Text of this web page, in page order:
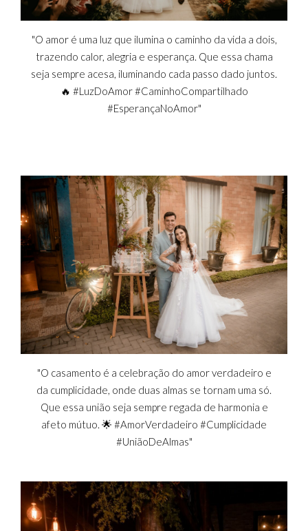
"O amor é uma luz que ilumina o caminho da vida a dois,
trazendo calor, alegria e esperança. Que essa chama
seja sempre acesa, iluminando cada passo dado juntos.
🔥 #LuzDoAmor #CaminhoCompartilhado
#EsperançaNoAmor"
"O casamento é a celebração do amor verdadeiro e
da cumplicidade, onde duas almas se tornam uma só.
Que essa união seja sempre regada de harmonia e
afeto mútuo. 🌟 #AmorVerdadeiro #Cumplicidade
#UniãoDeAlmas"